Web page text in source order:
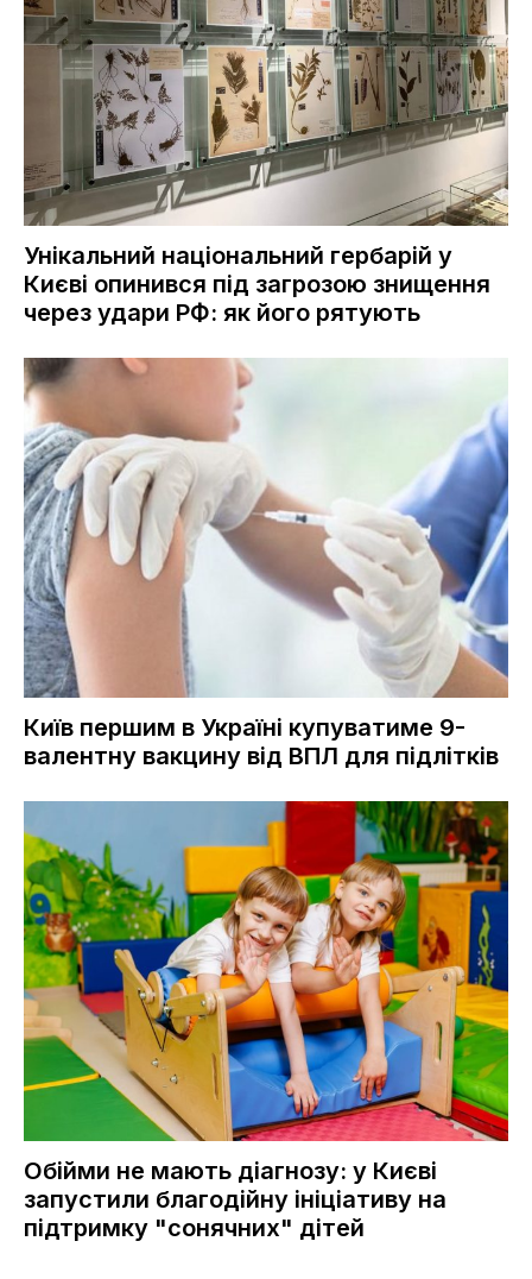
Унікальний національний гербарій у
Києві опинився під загрозою знищення
через удари РФ: як його рятують
Київ першим в Україні купуватиме 9-
валентну вакцину від ВПЛ для підлітків
Обійми не мають діагнозу: у Києві
запустили благодійну ініціативу на
підтримку "сонячних" дітей